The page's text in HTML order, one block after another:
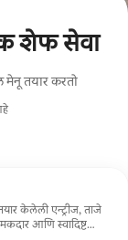
शेफ सेवा
तयार करतो
केलेली एन्ट्रीज, ताजे
आणि स्वादिष्ट